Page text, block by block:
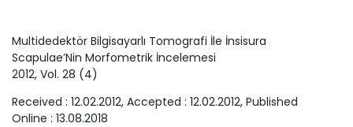
Multidedektör Bilgisayarlı Tomografi İle İnsisura
Scapulae’Nin Morfometrik İncelemesi
2012, Vol. 28 (4)
Received : 12.02.2012, Accepted : 12.02.2012, Published
Online : 13.08.2018